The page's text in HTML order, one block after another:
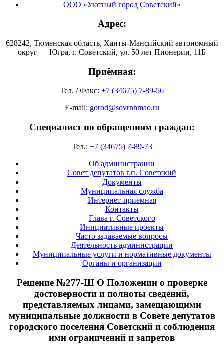
ООО «Уютный город Советский»
Адрес:
628242, Тюменская область, Ханты-Мансийский автономный
округ — Югра, г. Советский, ул. 50 лет Пионерии, 11Б
Приёмная:
Тел. / Факс: +7 (34675) 7-89-56
E-mail: gorod@sovrnhmao.ru
Специалист по обращениям граждан:
Тел.: +7 (34675) 7-89-73
Об администрации
Совет депутатов г.п. Советский
Документы
Муниципальная служба
Интернет-приемная
Контакты
Глава г. Советского
Инициативные проекты
Часто задаваемые вопросы
Деятельность администрации
Муниципальные услуги и нормативные документы
Органы и организации
Решение №277-Ш О Положении о проверке
достоверности и полноты сведений,
представляемых лицами, замещающими
муниципальные должности в Совете депутатов
городского поселения Советский и соблюдения
ими ограничений и запретов